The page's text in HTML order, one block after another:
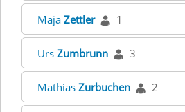
Maja Zettler 1
Urs Zumbrunn 3
Mathias Zurbuchen 2